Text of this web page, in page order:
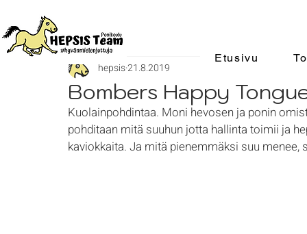
Bombers Happy
hepsis21.8.2019
Kuolainpohdintaa. Moni hevosen ja ponin
pohditaan mitä suuhun jotta hallinta toimii ja
kaviokkaita. Ja mitä pienemmäksi suu
Etusivu